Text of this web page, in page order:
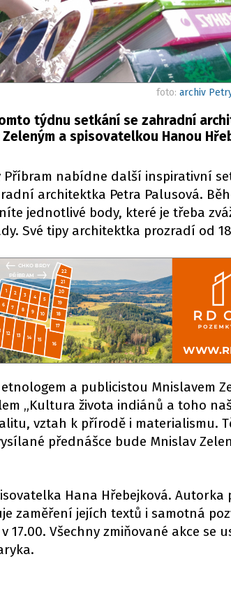
foto: archiv
týdnu setkání se zahradní
a spisovatelkou Hanou
Příbram nabídne další inspirativní
architektka Petra Palusová.
jednotlivé body, které je třeba
Své tipy architektka prozradí od
a publicistou Mnislavem
„Kultura života indiánů a toho
vztah k přírodě i materialismu.
přednášce bude Mnislav
Hana Hřebejková. Autorka
zaměření jejích textů i samotná
17.00. Všechny zmiňované akce se